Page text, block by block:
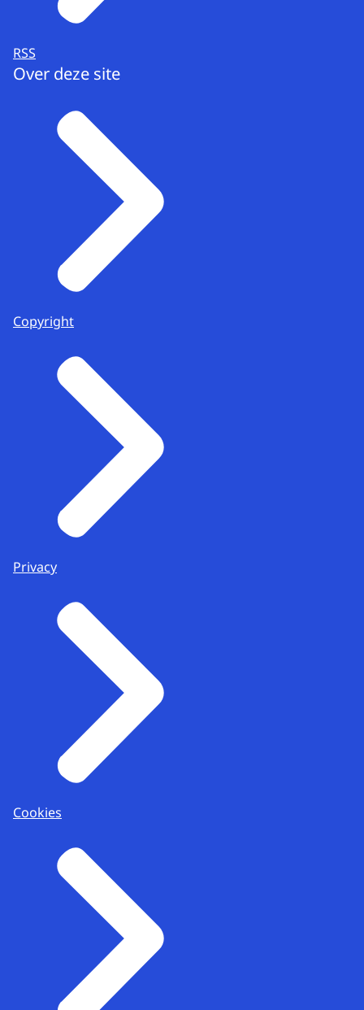
RSS
Over deze site
Copyright
Privacy
Cookies